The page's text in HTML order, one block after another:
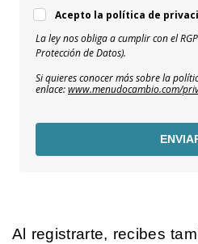
Acepto la política de
La ley nos obliga a cumplir con el
Protección de Datos).
Si quieres conocer más sobre la
enlace:www.menudocambio.com/
Al registrarte, recibes